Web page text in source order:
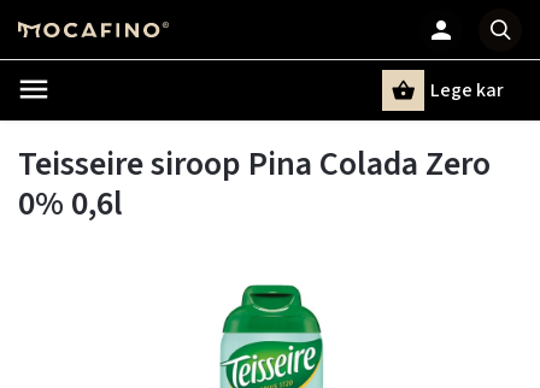
Lege kar
Teisseire siroop Pina Colada Zero
0% 0,6l